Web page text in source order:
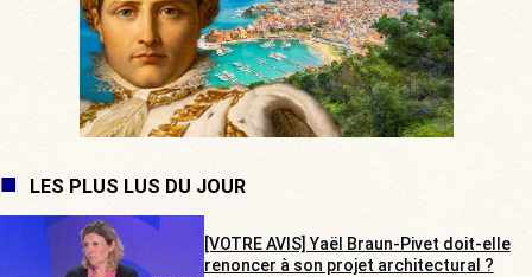
LES PLUS LUS DU JOUR
[VOTRE AVIS] Yaël Braun-Pivet doit-elle
renoncer à son projet architectural ?